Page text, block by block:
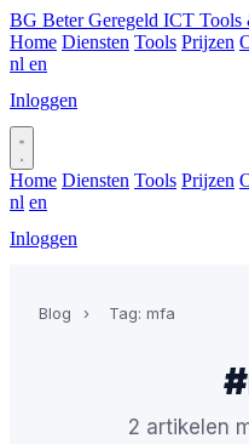
BG Beter Geregeld ICT Tools
Home Diensten Tools Prijzen
nl en
Inloggen
Home Diensten Tools Prijzen
nl en
Inloggen
Blog › Tag: mfa
2 artikelen